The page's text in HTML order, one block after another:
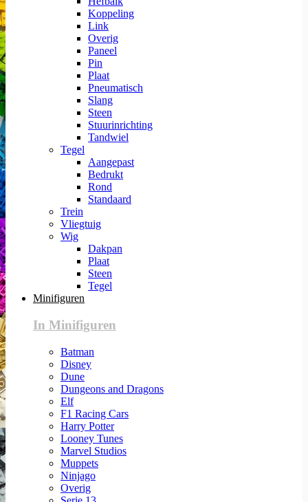
Koppeling
Link
Overig
Paneel
Pin
Plaat
Pneumatisch
Slang
Steen
Stuurinrichting
Tandwiel
Tegel
Aangepast
Bedrukt
Rond
Standaard
Trein
Vliegtuig
Wig
Dakpan
Plaat
Steen
Tegel
Minifiguren
In Minifiguren
Batman
Disney
Dune
Dungeons and Dragons
Elf
F1 Racing Cars
Harry Potter
Looney Tunes
Marvel Studios
Muppets
Ninjago
Overig